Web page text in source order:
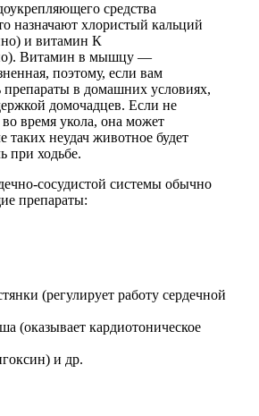
средства
назначают хлористый кальций
и витамин К
Витамин в мышцу —
поэтому, если вам
препараты в домашних условиях,
домочадцев. Если не
время укола, она может
таких неудач животное будет
при ходьбе.
сосудистой системы обычно
препараты:
(регулирует работу сердечной
(оказывает кардиотоническое
и др.